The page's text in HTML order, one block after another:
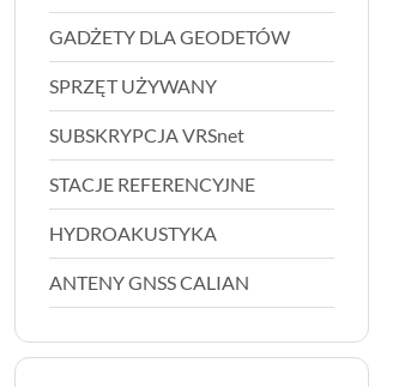
GADŻETY DLA GEODETÓW
SPRZĘT UŻYWANY
SUBSKRYPCJA VRSnet
STACJE REFERENCYJNE
HYDROAKUSTYKA
ANTENY GNSS CALIAN